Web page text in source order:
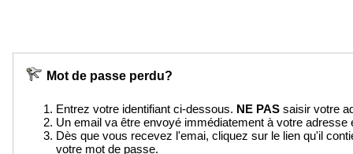
Mot de passe perdu?
Entrez votre identifiant ci-dessous. NE PAS saisir votre
Un email va être envoyé immédiatement à votre adresse
Dès que vous recevez l'emai, cliquez sur le lien qu'il
votre mot de passe.